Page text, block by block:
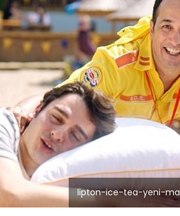
lipton-ice-tea-yeni-